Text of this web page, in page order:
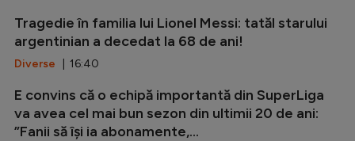
Tragedie în familia lui Lionel Messi: tatăl starului
argentinian a decedat la 68 de ani!
Diverse | 16:40
E convins că o echipă importantă din SuperLiga
va avea cel mai bun sezon din ultimii 20 de ani:
”Fanii să își ia abonamente,...